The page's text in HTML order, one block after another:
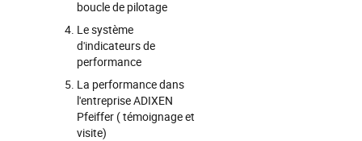
boucle de pilotage
Le système
d'indicateurs de
performance
La performance dans
l'entreprise ADIXEN
Pfeiffer ( témoignage et
visite)